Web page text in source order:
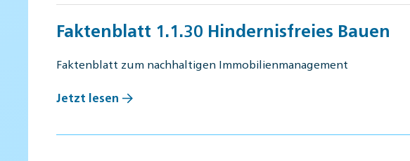
Faktenblatt 1.1.30 Hindernisfreies Bauen
Faktenblatt zum nachhaltigen Immobilienmanagement
Jetzt lesen